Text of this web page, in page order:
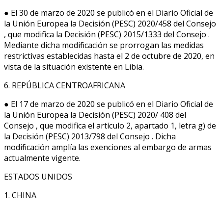
● El 30 de marzo de 2020 se publicó en el Diario Oficial de
la Unión Europea la Decisión (PESC) 2020/458 del Consejo
, que modifica la Decisión (PESC) 2015/1333 del Consejo .
Mediante dicha modificación se prorrogan las medidas
restrictivas establecidas hasta el 2 de octubre de 2020, en
vista de la situación existente en Libia.
6. REPÚBLICA CENTROAFRICANA
● El 17 de marzo de 2020 se publicó en el Diario Oficial de
la Unión Europea la Decisión (PESC) 2020/ 408 del
Consejo , que modifica el artículo 2, apartado 1, letra g) de
la Decisión (PESC) 2013/798 del Consejo . Dicha
modificación amplía las exenciones al embargo de armas
actualmente vigente.
ESTADOS UNIDOS
1. CHINA